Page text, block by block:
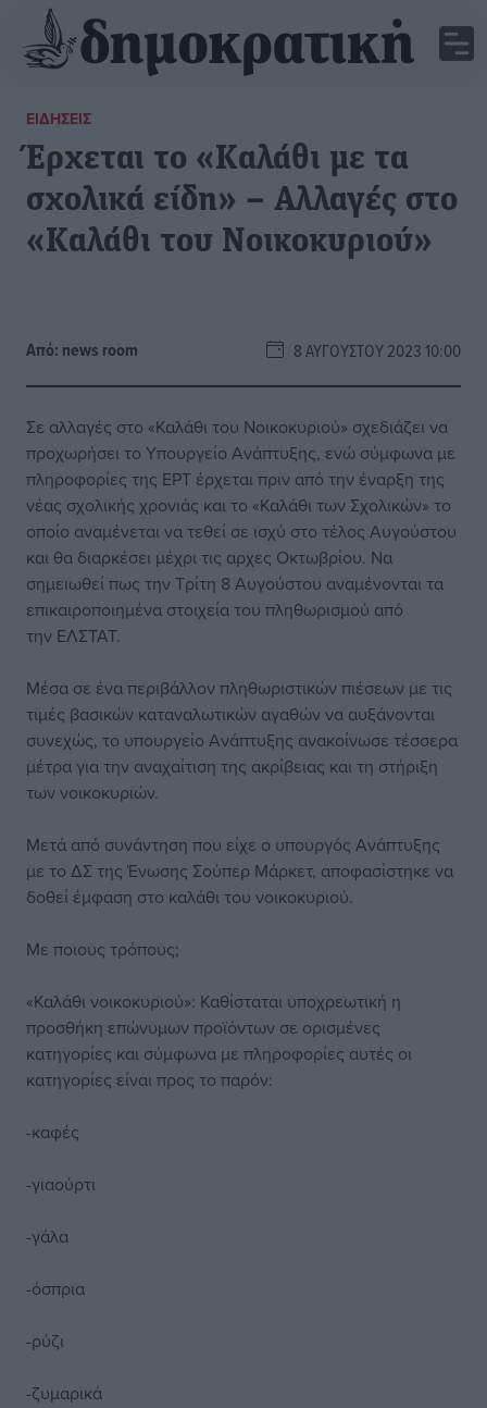
ΕΙΔΉΣΕΙΣ
Έρχεται το «Καλάθι με τα
σχολικά είδη» – Αλλαγές στο
«Καλάθι του Νοικοκυριού»
Από: news room 8 ΑΥΓΟΎΣΤΟΥ 2023 10:00
Σε αλλαγές στο «Καλάθι του Νοικοκυριού» σχεδιάζει να
προχωρήσει το Υπουργείο Ανάπτυξης, ενώ σύμφωνα με
πληροφορίες της ΕΡΤ έρχεται πριν από την έναρξη της
νέας σχολικής χρονιάς και το «Καλάθι των Σχολικών» το
οποίο αναμένεται να τεθεί σε ισχύ στο τέλος Αυγούστου
και θα διαρκέσει μέχρι τις αρχες Οκτωβρίου. Να
σημειωθεί πως την Τρίτη 8 Αυγούστου αναμένονται τα
επικαιροποιημένα στοιχεία του πληθωρισμού από
την ΕΛΣΤΑΤ.
Μέσα σε ένα περιβάλλον πληθωριστικών πιέσεων με τις
τιμές βασικών καταναλωτικών αγαθών να αυξάνονται
συνεχώς, το υπουργείο Ανάπτυξης ανακοίνωσε τέσσερα
μέτρα για την αναχαίτιση της ακρίβειας και τη στήριξη
των νοικοκυριών.
Μετά από συνάντηση που είχε ο υπουργός Ανάπτυξης
με το ΔΣ της Ένωσης Σούπερ Μάρκετ, αποφασίστηκε να
δοθεί έμφαση στο καλάθι του νοικοκυριού.
Με ποιους τρόπους;
«Καλάθι νοικοκυριού»: Καθίσταται υποχρεωτική η
προσθήκη επώνυμων προϊόντων σε ορισμένες
κατηγορίες και σύμφωνα με πληροφορίες αυτές οι
κατηγορίες είναι προς το παρόν:
-καφές
-γιαούρτι
-γάλα
-όσπρια
-ρύζι
-ζυμαρικά